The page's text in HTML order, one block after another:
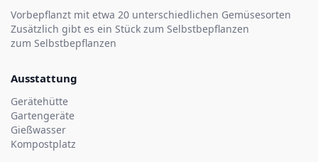
Vorbepflanzt mit etwa 20 unterschiedlichen Gemüsesorten
Zusätzlich gibt es ein Stück zum Selbstbepflanzen
zum Selbstbepflanzen
Ausstattung
Gerätehütte
Gartengeräte
Gießwasser
Kompostplatz